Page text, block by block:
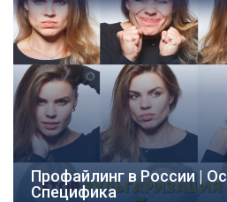
Профайлинг в России |
Специфика